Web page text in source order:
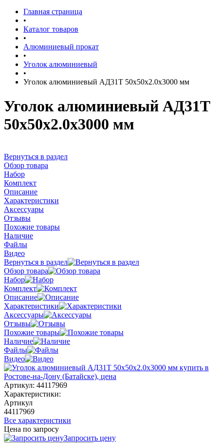
Главная страница
•
Каталог товаров
•
Алюминиевый прокат
•
Уголок алюминиевый
•
Уголок алюминиевый АД31Т 50х50х2.0х3000 мм
Уголок алюминиевый АД31Т
50х50х2.0х3000 мм
Вернуться в раздел
Обзор товара
Набор
Комплект
Описание
Характеристики
Аксессуары
Отзывы
Похожие товары
Наличие
Файлы
Видео
Вернуться в раздел
Обзор товара
Набор
Комплект
Описание
Характеристики
Аксессуары
Отзывы
Похожие товары
Наличие
Файлы
Видео
Артикул: 44117969
Характеристики:
Артикул
44117969
Все характеристики
Цена по запросу
Запросить цену